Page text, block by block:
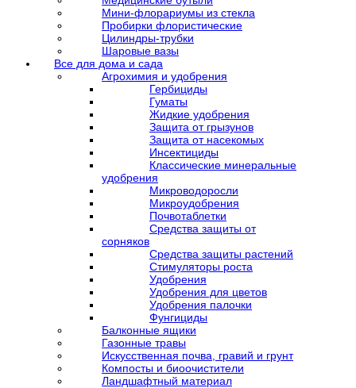
Мини-флорариумы из стекла
Пробирки флористические
Цилиндры-трубки
Шаровые вазы
Все для дома и сада
Агрохимия и удобрения
Гербициды
Гуматы
Жидкие удобрения
Защита от грызунов
Защита от насекомых
Инсектициды
Классические минеральные
удобрения
Микроводоросли
Микроудобрения
Почвотаблетки
Средства защиты от
сорняков
Средства защиты растений
Стимуляторы роста
Удобрения
Удобрения для цветов
Удобрения палочки
Фунгициды
Балконные ящики
Газонные травы
Искусственная почва, гравий и грунт
Компосты и биоочистители
Ландшафтный материал